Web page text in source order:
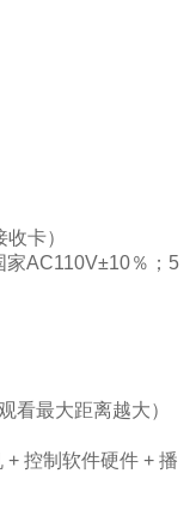
卡）
家AC110V±10％；5
看最大距离越大）
控制软件硬件 + 播